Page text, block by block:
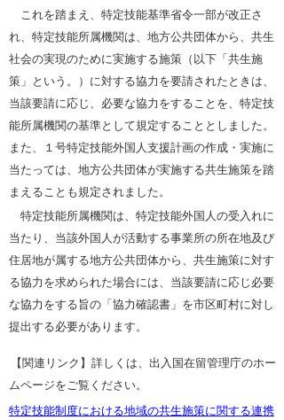
これを踏まえ、特定技能基準省令一部が改正さ
れ、特定技能所属機関は、地方公共団体から、共生
社会の実現のために実施する施策（以下「共生施
策」という。）に対する協力を要請されたときは、
当該要請に応じ、必要な協力をすることを、特定技
能所属機関の基準として規定することとしました。
また、１号特定技能外国人支援計画の作成・実施に
当たっては、地方公共団体が実施する共生施策を踏
まえることも規定されました。
特定技能所属機関は、特定技能外国人の受入れに
当たり、当該外国人が活動する事業所の所在地及び
住居地が属する地方公共団体から、共生施策に対す
る協力を求められた場合には、当該要請に応じ必要
な協力をする旨の「協力確認書」を市区町村に対し
提出する必要があります。
【関連リンク】 詳しくは、出入国在留管理庁のホー
ムページをご覧ください。
特定技能制度における地域の共生施策に関する連携